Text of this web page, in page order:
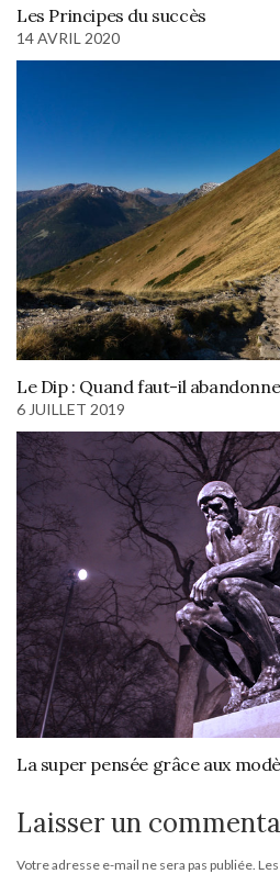
Les Principes du succès
14 AVRIL 2020
Le Dip : Quand faut-il
6 JUILLET 2019
La super pensée grâce aux
Laisser un
Votre adresse e-mail ne sera pas publiée.